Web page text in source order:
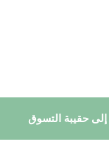
إلى حقيبة التسوق